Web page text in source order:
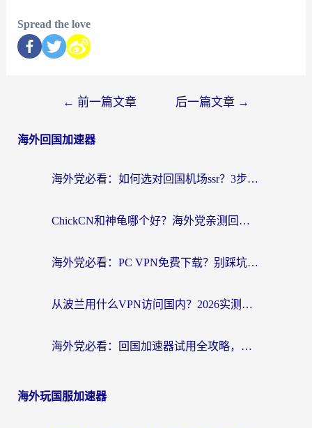
Spread the love
← 前一篇文章 后一篇文章 →
海外回国加速器
海外党必看：如何选对回国机场ssr？3步解决国内资源访问难题
ChickCN和神龟哪个好？海外党亲测回国加速器的实用攻略
海外党必看：PC VPN免费下载？别踩坑！3步选对回国加速器无缝刷国内资源
从波兰用什么VPN访问国内？2026实测有效的无缝回国方案
海外党必看：回国加速器试用全攻略，无缝刷国内剧玩游戏不再难
海外玩国服加速器